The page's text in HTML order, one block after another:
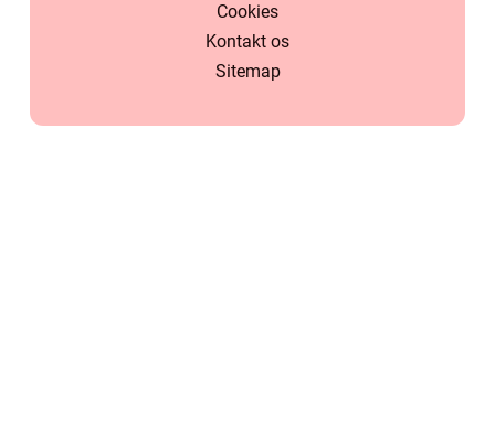
Cookies
Kontakt os
Sitemap